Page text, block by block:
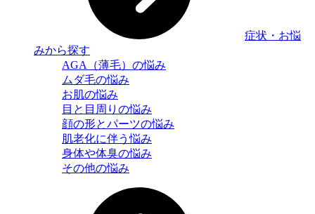
症状・お悩
みから探す
AGA（薄毛）の悩み
ムダ毛の悩み
お肌の悩み
目と目周りの悩み
顔の形とパーツの悩み
肌老化に伴う悩み
身体や体臭の悩み
その他の悩み